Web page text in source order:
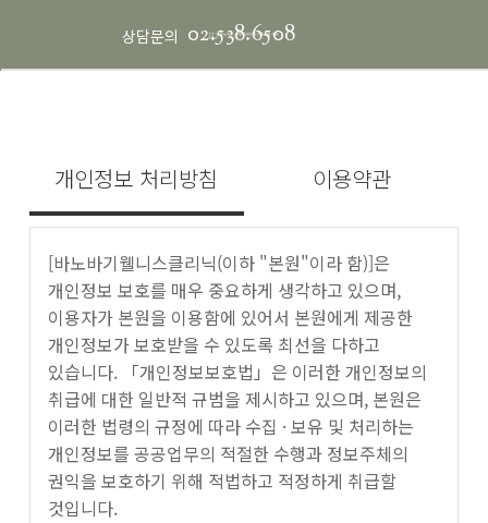
상담문의 02.538.6508
개인정보 처리방침 이용약관
[바노바기웰니스클리닉(이하 "본원"이라 함)]은
개인정보 보호를 매우 중요하게 생각하고 있으며,
이용자가 본원을 이용함에 있어서 본원에게 제공한
개인정보가 보호받을 수 있도록 최선을 다하고
있습니다. 「개인정보보호법」은 이러한 개인정보의
취급에 대한 일반적 규범을 제시하고 있으며, 본원은
이러한 법령의 규정에 따라 수집 · 보유 및 처리하는
개인정보를 공공업무의 적절한 수행과 정보주체의
권익을 보호하기 위해 적법하고 적정하게 취급할
것입니다.